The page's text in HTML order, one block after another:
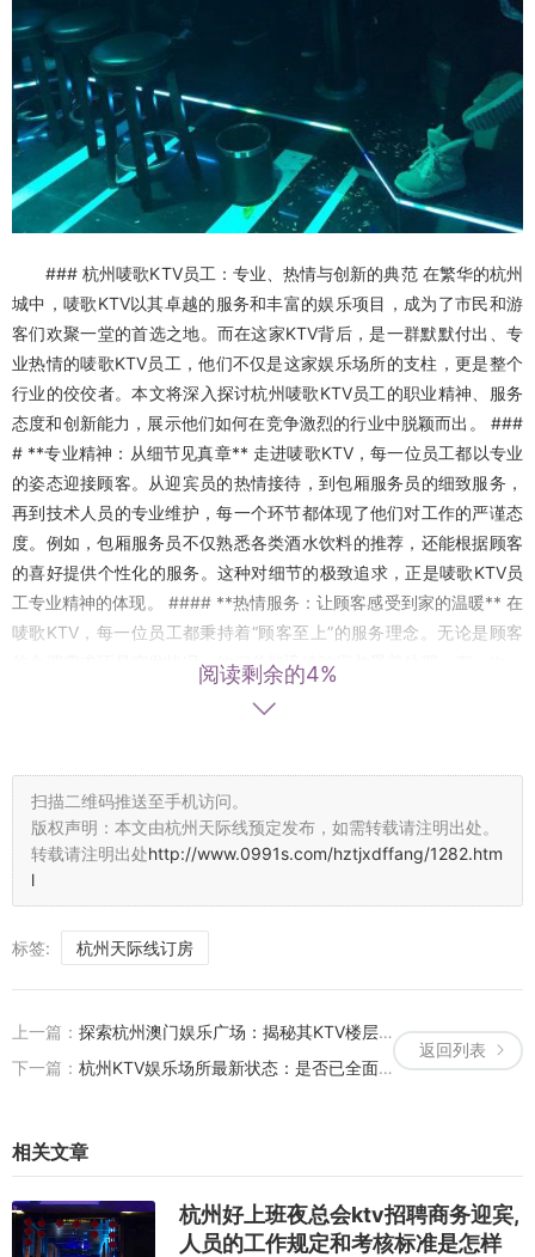
### 杭州唛歌KTV员工：专业、热情与创新的典范 在繁华的杭州
城中，唛歌KTV以其卓越的服务和丰富的娱乐项目，成为了市民和游
客们欢聚一堂的首选之地。而在这家KTV背后，是一群默默付出、专
业热情的唛歌KTV员工，他们不仅是这家娱乐场所的支柱，更是整个
行业的佼佼者。本文将深入探讨杭州唛歌KTV员工的职业精神、服务
态度和创新能力，展示他们如何在竞争激烈的行业中脱颖而出。 ###
# **专业精神：从细节见真章** 走进唛歌KTV，每一位员工都以专业
的姿态迎接顾客。从迎宾员的热情接待，到包厢服务员的细致服务，
再到技术人员的专业维护，每一个环节都体现了他们对工作的严谨态
度。例如，包厢服务员不仅熟悉各类酒水饮料的推荐，还能根据顾客
的喜好提供个性化的服务。这种对细节的极致追求，正是唛歌KTV员
工专业精神的体现。 #### **热情服务：让顾客感受到家的温暖** 在
唛歌KTV，每一位员工都秉持着“顾客至上”的服务理念。无论是顾客
的合理需求还是突发状况，他们总能迅速响应并妥善处理。有一次，
一位顾客在庆祝生日时突然停电，包厢服务员立即启动应急预案，一
边安抚顾客情绪，一边迅速联系技术人员解决问题。最终，在大家的
服务赞不绝口。 #### **创新实践：引领行业潮流** 唛歌KTV员工不
仅注重传统服务，还积极创新服务模式。例如，他们推出了“私人订
制”服务，顾客可以根据自己的需求定制专属的娱乐方案；同时，他们
还利用社交媒体进行宣传，吸引更多年轻顾客群体。这些创新举措不
仅提升了唛歌KTV的知名度，也为整个娱乐行业带来了新的发展思
路。 #### **团队协作：打造共赢局面** 在唛歌KTV内部，团队协作
是成功的关键。无论是前台还是后台，员工们都能紧密配合、相互支
持。例如，在一次大型活动中，多个部门需要协同工作以确保活动顺
利进行。通过有效的沟通和协调，大家顺利完成了任务并赢得了顾客
的广泛好评。这种团队协作的精神不仅提升了工作效率，也增强了员
工的凝聚力和归属感。 ### 总结 杭州唛歌KTV员工以其专业精神、
质的娱乐体验，也为整个行业的发展注入了新的活力。未来，随着科
度和创新精神，为更多顾客带来惊喜和欢乐。让我们期待他们在未来
的日子里继续发光发热吧！
阅读剩余的4%
扫描二维码推送至手机访问。
版权声明：本文由杭州天际线预定发布，如需转载请注明出处。
转载请注明出处http://www.0991s.com/hztjxdffang/1282.htm
l
标签: 杭州天际线订房
返回列表
上一篇： 探索杭州澳门娱乐广场：揭秘其KTV楼层分布
下一篇： 杭州KTV娱乐场所最新状态：是否已全面关门停业？
相关文章
杭州好上班夜总会ktv招聘商务迎宾,
人员的工作规定和考核标准是怎样